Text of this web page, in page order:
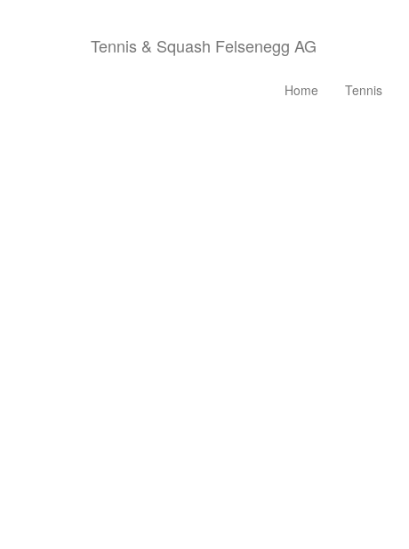
Tennis & Squash Felsenegg AG
Home Tennis